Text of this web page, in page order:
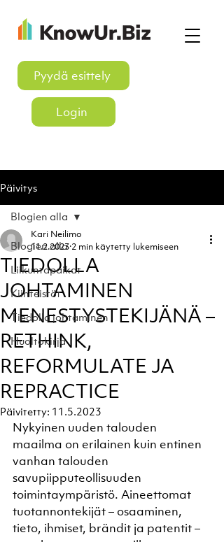
Pyydä esittely
Login
Päivitys
Blogien alla
Liikuntapaikat
Kiinteistöt
Tiedolla johtaminen
Huoltokirja
Blogien alla
TIEDOLLA
JOHTAMINEN
MENESTYSTEKIJÄNÄ –
RETHINK,
REFORMULATE JA
REPRACTICE
Kari Neilimo
11.2.2023 2 min käytetty lukemiseen
Päivitetty: 11.5.2023
Nykyinen uuden talouden
maailma on erilainen kuin entinen
vanhan talouden
savupiipputeollisuuden
toimintaympäristö. Aineettomat
tuotannontekijät – osaaminen,
tieto, ihmiset, brändit ja patentit –